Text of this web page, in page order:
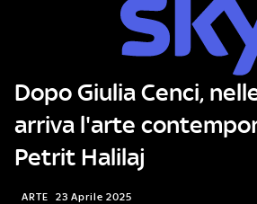
Dopo Giulia Cenci,
arriva l'arte
Petrit Halilaj
ARTE 23 Aprile 2025